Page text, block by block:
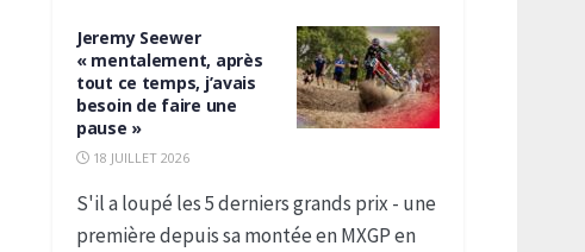
Jeremy Seewer
« mentalement, après
tout ce temps, j’avais
besoin de faire une
pause »
18 JUILLET 2026
S'il a loupé les 5 derniers grands prix - une
première depuis sa montée en MXGP en